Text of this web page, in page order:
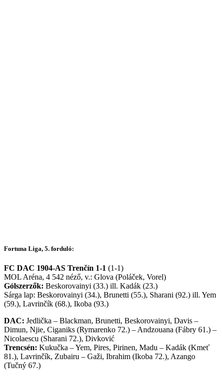
Fortuna Liga, 5. forduló:
FC DAC 1904-AS Trenčín 1-1 (1-1)
MOL Aréna, 4 542 néző, v.: Glova (Poláček, Vorel)
Gólszerzők: Beskorovainyi (33.) ill. Kadák (23.)
Sárga lap: Beskorovainyi (34.), Brunetti (55.), Sharani (92.) ill. Yem
(59.), Lavrinčík (68.), Ikoba (93.)
DAC: Jedlička – Blackman, Brunetti, Beskorovainyi, Davis –
Dimun, Njie, Ciganiks (Rymarenko 72.) – Andzouana (Fábry 61.) –
Nicolaescu (Sharani 72.), Divković
Trencsén: Kukučka – Yem, Pires, Pirinen, Madu – Kadák (Kmeť
81.), Lavrinčík, Zubairu – Gaži, Ibrahim (Ikoba 72.), Azango
(Tučný 67.)